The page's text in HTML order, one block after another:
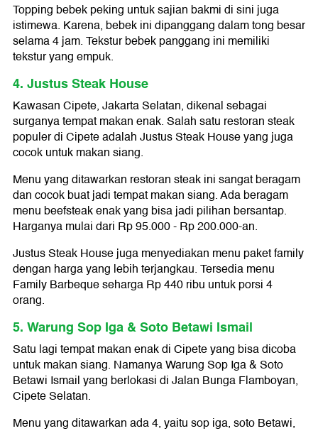
Topping bebek peking untuk sajian bakmi di sini juga
istimewa. Karena, bebek ini dipanggang dalam tong besar
selama 4 jam. Tekstur bebek panggang ini memiliki
tekstur yang empuk.
4. Justus Steak House
Kawasan Cipete, Jakarta Selatan, dikenal sebagai
surganya tempat makan enak. Salah satu restoran steak
populer di Cipete adalah Justus Steak House yang juga
cocok untuk makan siang.
Menu yang ditawarkan restoran steak ini sangat beragam
dan cocok buat jadi tempat makan siang. Ada beragam
menu beefsteak enak yang bisa jadi pilihan bersantap.
Harganya mulai dari Rp 95.000 - Rp 200.000-an.
Justus Steak House juga menyediakan menu paket family
dengan harga yang lebih terjangkau. Tersedia menu
Family Barbeque seharga Rp 440 ribu untuk porsi 4
orang.
5. Warung Sop Iga & Soto Betawi Ismail
Satu lagi tempat makan enak di Cipete yang bisa dicoba
untuk makan siang. Namanya Warung Sop Iga & Soto
Betawi Ismail yang berlokasi di Jalan Bunga Flamboyan,
Cipete Selatan.
Menu yang ditawarkan ada 4, yaitu sop iga, soto Betawi,